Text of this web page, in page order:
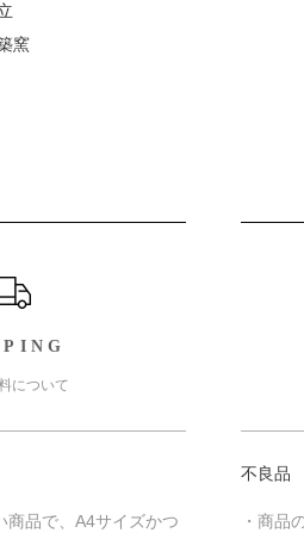
窯
について
商品で、A4サイズかつ
不良品
・商品